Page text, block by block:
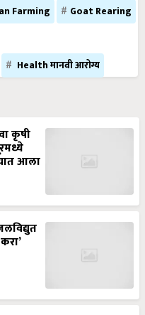
Health मानवी आरोग्य
आला
अपंगत्व,